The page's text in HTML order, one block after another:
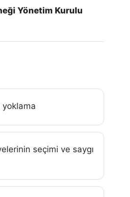
Yönetim Kurulu
yoklama
seçimi ve saygı